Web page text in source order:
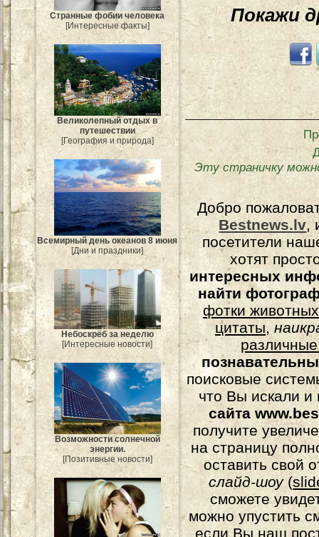
Странные фобии человека
[Интересные факты]
Великолепный отдых в
путешествии
[География и природа]
Всемирный день океанов 8 июня
[Дни и праздники]
Небоскрёб за неделю
[Интересные новости]
Возможности солнечной
энергии.
[Позитивные новости]
Покажи
Эту страничку
Добро
Bestnews.lv,
посетители
хотят
интересных
найти
фотки животных
цитаты,
поисковые
что Вы искали и
сайта
получите
на страницу
оставить свой
слайд-шоу(
сможете
можно упустить
если Вы наш